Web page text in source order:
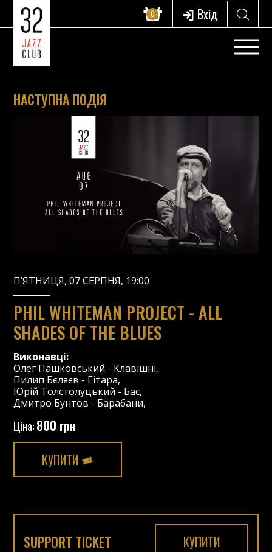
0 Вхід
НАСТУПНА ПОДІЯ
П’ЯТНИЦЯ, 07 СЕРПНЯ, 19:00
PHIL WHITEMAN PROJECT - ALL
SHADES OF THE BLUES
Виконавці:
Олег Пашковський - Клавішні,
Пилип Бєляєв - Гітара,
Юрій Толстолуцький - Бас,
Дмитро Бунтов - Барабани,
Ціна:800 грн
КУПИТИ
SUPPORT TICKET КУПИТИ